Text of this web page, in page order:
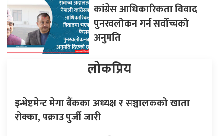
कांग्रेस आधिकारिकता विवाद
पुनरवलोकन गर्न सर्वोच्चको
अनुमति
लोकप्रिय
इन्भेष्टमेन्ट मेगा बैंकका अध्यक्ष र सञ्चालकको खाता
रोक्का, पक्राउ पुर्जी जारी